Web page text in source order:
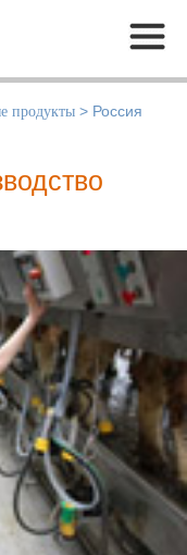
Меню
продукты > Россия